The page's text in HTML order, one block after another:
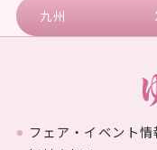
九州
フェア・イベント情